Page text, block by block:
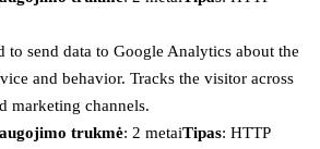
to send data to Google Analytics about the
and behavior. Tracks the visitor across
marketing channels.
trukmė: 2 metaiTipas: HTTP